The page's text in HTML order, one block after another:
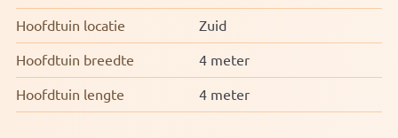
Hoofdtuin locatie Zuid
Hoofdtuin breedte 4 meter
Hoofdtuin lengte 4 meter